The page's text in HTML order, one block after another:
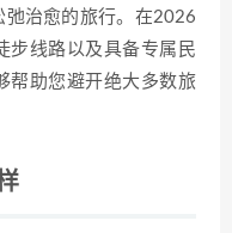
弛治愈的旅行。在2026
步线路以及具备专属民
帮助您避开绝大多数旅